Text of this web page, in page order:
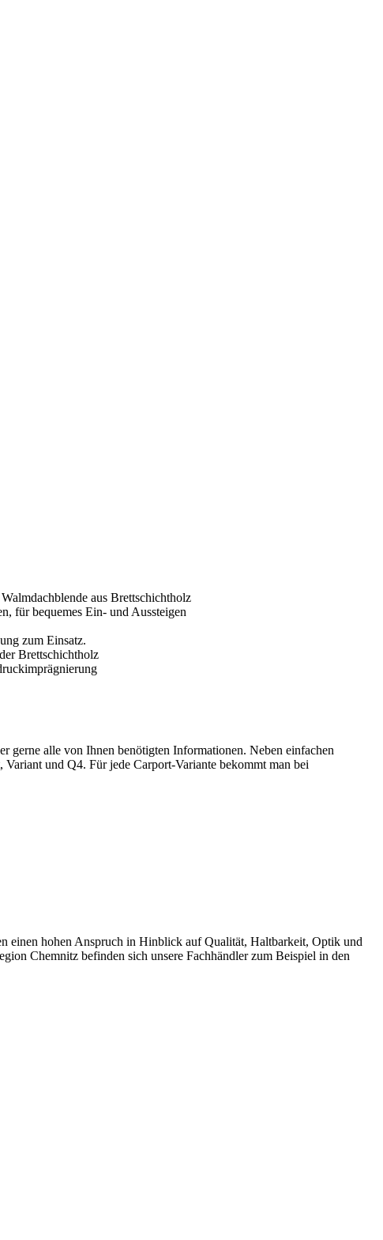
gerne alle von Ihnen benötigten Informationen. Neben einfachen
und Q4. Für jede Carport-Variante bekommt man bei
einen hohen Anspruch in Hinblick auf Qualität, Haltbarkeit, Optik und
Chemnitz befinden sich unsere Fachhändler zum Beispiel in den